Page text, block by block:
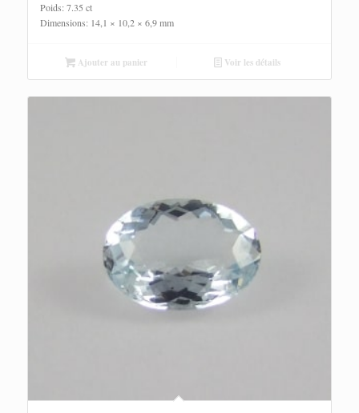
Poids: 7.35 ct
Dimensions: 14,1 × 10,2 × 6,9 mm
Ajouter au panier Voir les détails